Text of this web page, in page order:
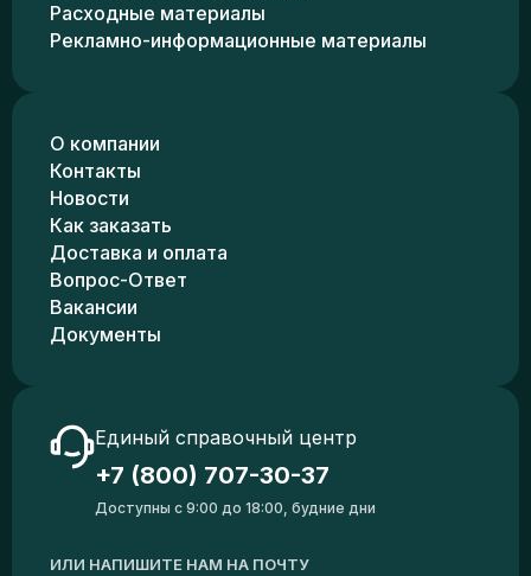
Расходные материалы
Рекламно-информационные материалы
О компании
Контакты
Новости
Как заказать
Доставка и оплата
Вопрос-Ответ
Вакансии
Документы
Единый справочный центр
+7 (800) 707-30-37
Доступны с 9:00 до 18:00, будние дни
ИЛИ НАПИШИТЕ НАМ НА ПОЧТУ